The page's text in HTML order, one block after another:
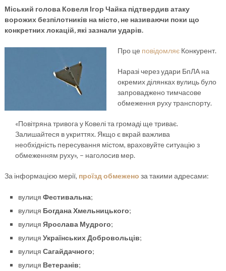
Міський голова Ковеля Ігор Чайка підтвердив атаку
ворожих безпілотників на місто, не називаючи поки що
конкретних локацій, які зазнали ударів.
Про це повідомляєКонкурент.
Наразі через удари БпЛА на
окремих ділянках вулиць було
запроваджено тимчасове
обмеження руху транспорту.
«Повітряна тривога у Ковелі та громаді ще триває.
Залишайтеся в укриттях. Якщо є вкрай важлива
необхідність пересування містом, враховуйте ситуацію з
обмеженням руху», – наголосив мер.
За інформацією мерії, проїзд обмежено за такими адресами:
вулиця Фестивальна;
вулиця Богдана Хмельницького;
вулиця Ярослава Мудрого;
вулиця Українських Добровольців;
вулиця Сагайдачного;
вулиця Ветеранів;